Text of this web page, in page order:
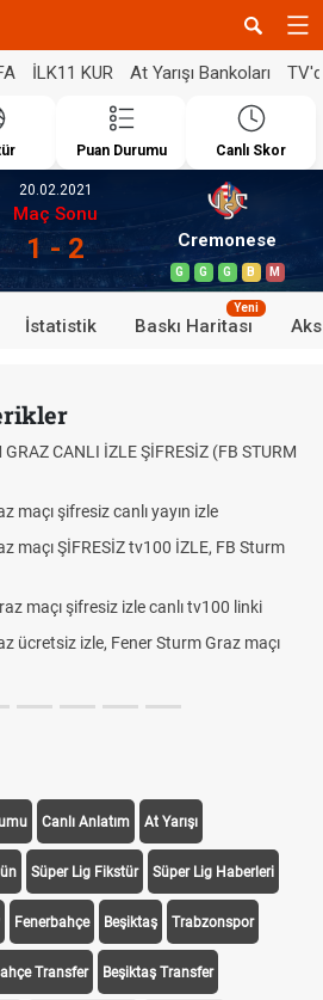
İLK11 KUR At Yarışı Bankoları
Puan Durumu Canlı Skor
20.02.2021
Maç Sonu
1 - 2 Cremonese
G G G B M
İstatistik Baskı Haritası
Yeni
GRAZ CANLI İZLE ŞİFRESİZ (FB STURM
maçı şifresiz canlı yayın izle
maçı ŞİFRESİZ tv100 İZLE, FB Sturm
maçı şifresiz izle canlı tv100 linki
ücretsiz izle, Fener Sturm Graz maçı
Canlı Anlatım At Yarışı
Süper Lig Fikstür Süper Lig Haberleri
Fenerbahçe Beşiktaş Trabzonspor
Transfer Beşiktaş Transfer